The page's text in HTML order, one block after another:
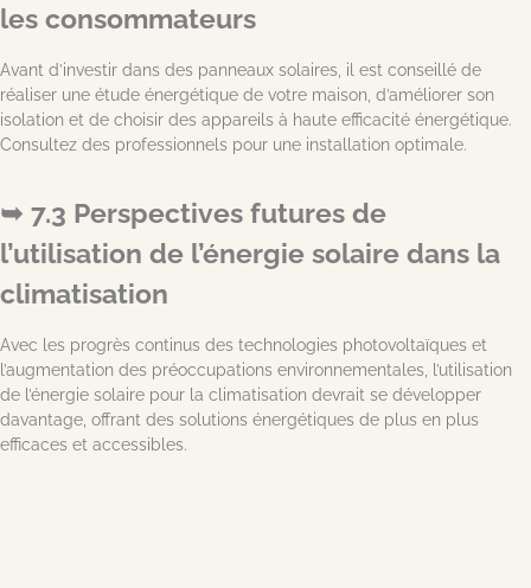
les consommateurs
Avant d’investir dans des panneaux solaires, il est conseillé de
réaliser une étude énergétique de votre maison, d’améliorer son
isolation et de choisir des appareils à haute efficacité énergétique.
Consultez des professionnels pour une installation optimale.
7.3 Perspectives futures de
l’utilisation de l’énergie solaire dans la
climatisation
Avec les progrès continus des technologies photovoltaïques et
l’augmentation des préoccupations environnementales, l’utilisation
de l’énergie solaire pour la climatisation devrait se développer
davantage, offrant des solutions énergétiques de plus en plus
efficaces et accessibles.